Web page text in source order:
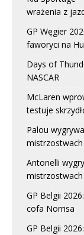
wrażenia z
GP Węgier
faworyci na
Days of
NASCAR
McLaren
testuje
Palou
mistrzostwach
Antonelli
mistrzostwach
GP Belgii
cofa Norrisa
GP Belgii